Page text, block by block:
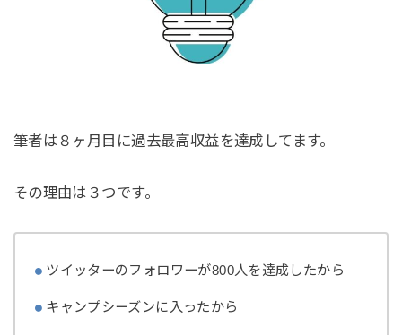
筆者は８ヶ月目に過去最高収益を達成してます。
その理由は３つです。
ツイッターのフォロワーが800人を達成したから
キャンプシーズンに入ったから